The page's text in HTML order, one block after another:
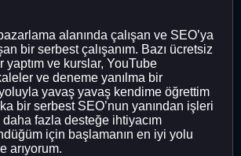
alanında çalışan ve SEO’ya
bir serbest çalışanım. Bazı ücretsiz
yaptım ve kurslar, YouTube
ve deneme yanılma bir
yavaş yavaş kendime öğrettim
bir serbest SEO’nun yanından işleri
fazla desteğe ihtiyacım
için başlamanın en iyi yolu
arıyorum.